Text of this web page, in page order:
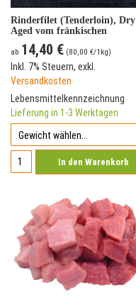
Rinderfilet (Tenderloin), Dry
Aged vom fränkischen
Simmentaler Rind
ab 14,40 € (80,00 €/1kg)
Inkl. 7% Steuern, exkl.
Versandkosten
Lebensmittelkennzeichnung
Lieferung in 1-3 Werktagen
In den Warenkorb